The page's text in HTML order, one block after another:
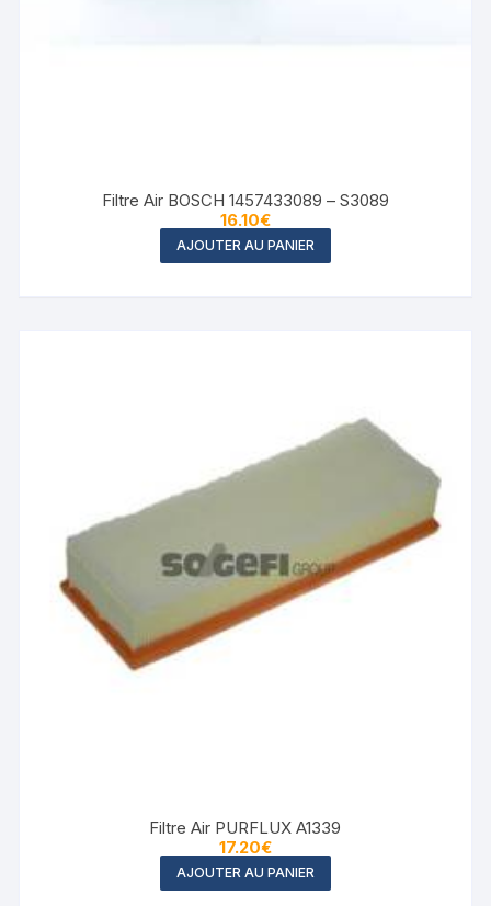
Filtre Air BOSCH 1457433089 – S3089
16.10€
AJOUTER AU PANIER
Filtre Air PURFLUX A1339
17.20€
AJOUTER AU PANIER